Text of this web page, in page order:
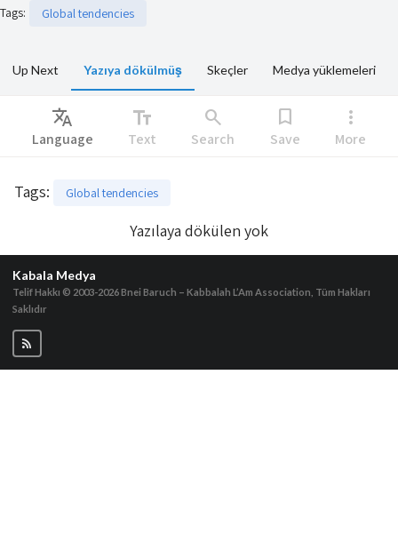
Tags: Global tendencies
Up Next Yazıya dökülmüş Skeçler Medya yüklemeleri
Translate
Language
text_fields
Text
search
Search
bookmark
Save
more_vert
More
Tags: Global tendencies
Yazılaya dökülen yok
Kabala Medya
Telif Hakkı © 2003-2026Bnei Baruch – Kabbalah L’Am Association, Tüm Hakları
Saklıdır